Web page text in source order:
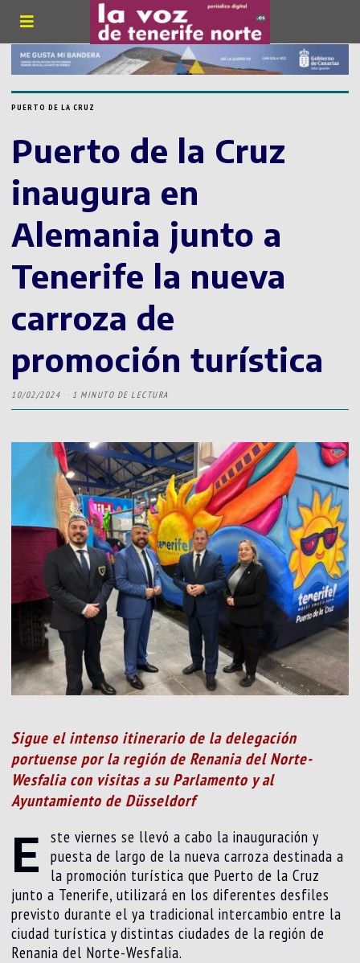
PUERTO DE LA CRUZ
Puerto de la Cruz
inaugura en
Alemania junto a
Tenerife la nueva
carroza de
promoción turística
10/02/2024 1 MINUTO DE LECTURA
Sigue el intenso itinerario de la delegación
portuense por la región de Renania del Norte-
Wesfalia con visitas a su Parlamento y al
Ayuntamiento de Düsseldorf
E
ste viernes se llevó a cabo la inauguración y
puesta de largo de la nueva carroza destinada a
la promoción turística que Puerto de la Cruz
junto a Tenerife, utilizará en los diferentes desfiles
previsto durante el ya tradicional intercambio entre la
ciudad turística y distintas ciudades de la región de
Renania del Norte-Wesfalia.